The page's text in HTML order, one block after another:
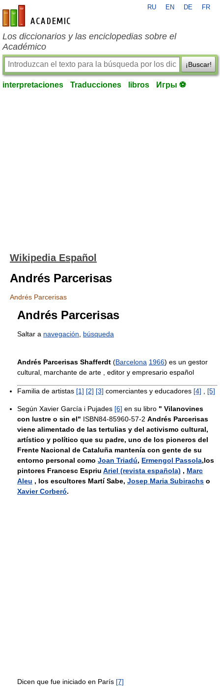
es-academic.com
RU EN DE FR
Los diccionarios y las enciclopedias sobre el
Académico
¡Buscar!
interpretaciones Traducciones libros Игры ⚽
Wikipedia Español
Andrés Parcerisas
Andrés Parcerisas
Andrés Parcerisas
Saltar a navegación búsqueda
Andrés Parcerisas Shafferdt (Barcelona 1966) es un gestor
cultural, marchante de arte , editor y empresario español
Familia de artistas [1] [2] [3] comerciantes y educadores [4] [5]
Según Xavier García i Pujades [6] en su libro " Vilanovines
con lustre o sin el" ISBN84-85960-57-2 Andrés Parcerisas
viene alimentado de las tertulias y del activismo cultural,
artístico y político que su padre, uno de los pioneros del
Frente Nacional de Cataluña mantenía con gente de su
entorno personal como Joan Triadú, Ermengol Passola,los
pintores Francesc Espriu Ariel (revista española) , Marc
Aleu , los escultores Martí Sabe, Josep Maria Subirachs o
Xavier Corberó.
Dicen que fue iniciado en París [7]